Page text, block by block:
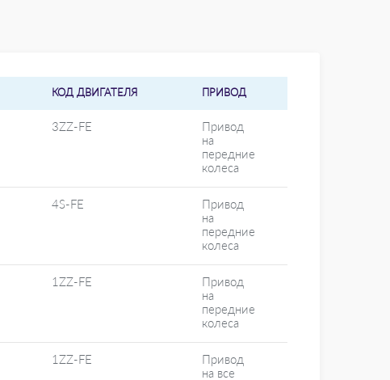
КОД ДВИГАТЕЛЯ ПРИВОД
3ZZ-FE
Привод
на
передние
колеса
4S-FE
Привод
на
передние
колеса
1ZZ-FE
Привод
на
передние
колеса
1ZZ-FE
Привод
на все